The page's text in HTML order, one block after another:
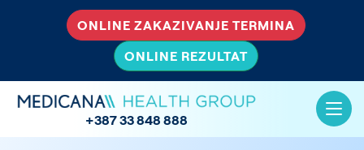
ONLINE ZAKAZIVANJE TERMINA
ONLINE REZULTAT
+387 33 848 888